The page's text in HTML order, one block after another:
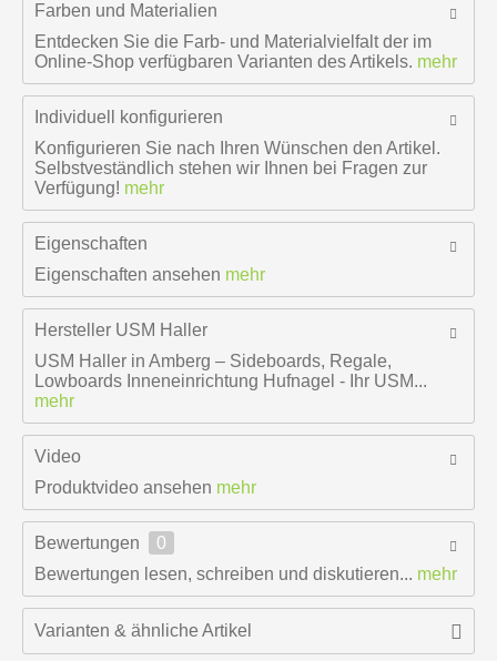
Farben und Materialien
Entdecken Sie die Farb- und Materialvielfalt der im
Online-Shop verfügbaren Varianten des Artikels. mehr
Individuell konfigurieren
Konfigurieren Sie nach Ihren Wünschen den Artikel.
Selbstveständlich stehen wir Ihnen bei Fragen zur
Verfügung! mehr
Eigenschaften
Eigenschaften ansehen mehr
Hersteller USM Haller
USM Haller in Amberg – Sideboards, Regale,
Lowboards Inneneinrichtung Hufnagel - Ihr USM...
mehr
Video
Produktvideo ansehen mehr
Bewertungen
0
Bewertungen lesen, schreiben und diskutieren... mehr
Varianten & ähnliche Artikel